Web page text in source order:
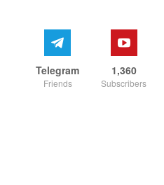
1,360
Subscribers
Telegram
Friends